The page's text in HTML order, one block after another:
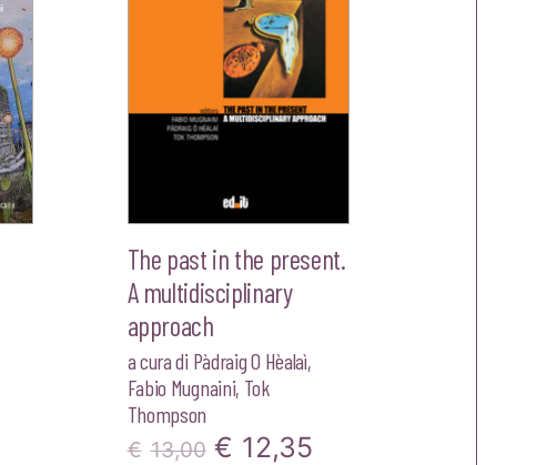
The past in the present.
A multidisciplinary
approach
a cura di Pàdraig O Hèalaì,
Fabio Mugnaini, Tok
Thompson
€ 13,00 Il
€ 12,35Il